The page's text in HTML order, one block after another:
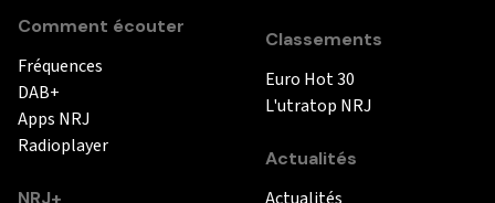
Comment écouter
Fréquences
DAB+
Apps NRJ
Radioplayer
NRJ+
Classements
Euro Hot 30
L'utratop NRJ
Actualités